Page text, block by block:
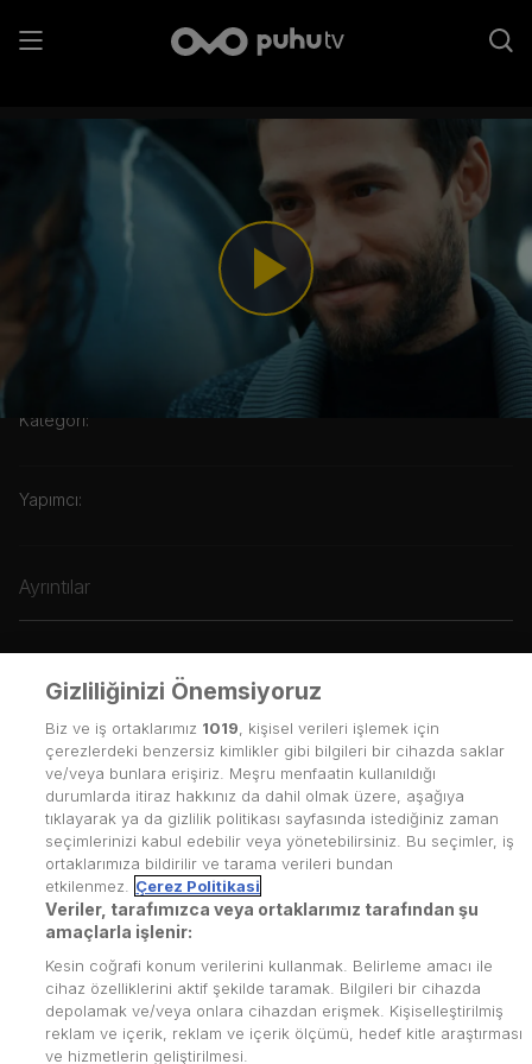
Play
Video
7. Bölüm - Gerçekten Bizi Çok
Özledim
Kategori:
Yapımcı:
Ayrıntılar
Kullanım Koşulları
Gizliliğinizi Önemsiyoruz
Biz ve iş ortaklarımız 1019 , kişisel verileri işlemek için
çerezlerdeki benzersiz kimlikler gibi bilgileri bir cihazda saklar
ve/veya bunlara erişiriz. Meşru menfaatin kullanıldığı
durumlarda itiraz hakkınız da dahil olmak üzere, aşağıya
tıklayarak ya da gizlilik politikası sayfasında istediğiniz zaman
seçimlerinizi kabul edebilir veya yönetebilirsiniz. Bu seçimler, iş
ortaklarımıza bildirilir ve tarama verileri bundan
etkilenmez.
Çerez Politikasi
Veriler, tarafımızca veya ortaklarımız tarafından şu
amaçlarla işlenir:
Kesin coğrafi konum verilerini kullanmak. Belirleme amacı ile
cihaz özelliklerini aktif şekilde taramak. Bilgileri bir cihazda
depolamak ve/veya onlara cihazdan erişmek. Kişiselleştirilmiş
reklam ve içerik, reklam ve içerik ölçümü, hedef kitle araştırması
ve hizmetlerin geliştirilmesi.